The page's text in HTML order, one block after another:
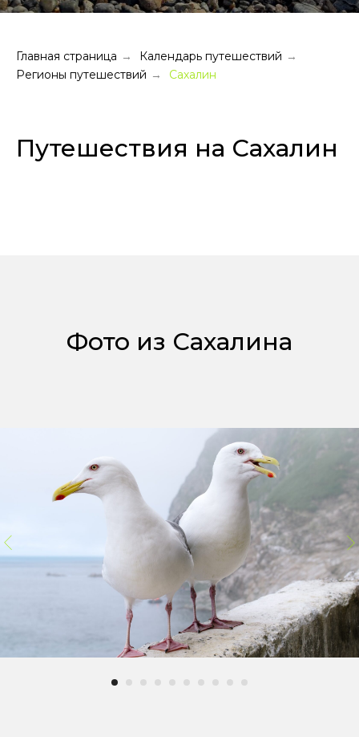
Главная страница → Календарь путешествий →
Регионы путешествий → Сахалин
Путешествия на Сахалин
Фото из Сахалина